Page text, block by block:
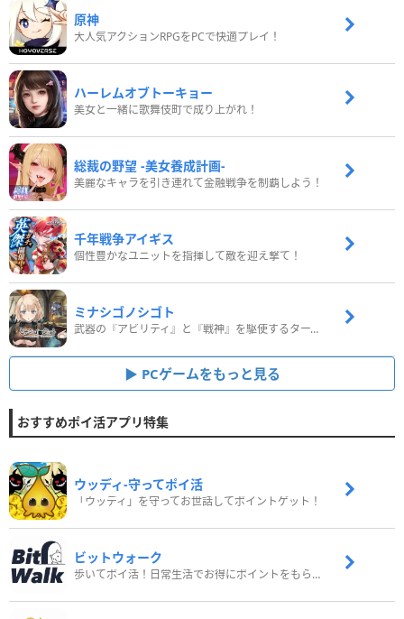
原神
大人気アクションRPGをPCで快適プレイ！
ハーレムオブトーキョー
美女と一緒に歌舞伎町で成り上がれ！
総裁の野望 -美女養成計画-
美麗なキャラを引き連れて金融戦争を制覇しよう！
千年戦争アイギス
個性豊かなユニットを指揮して敵を迎え撃て！
ミナシゴノシゴト
武器の『アビリティ』と『戦神』を駆使するターン制コマンドバトルRPG！
PCゲームをもっと見る
おすすめポイ活アプリ特集
ウッディ‐守ってポイ活
「ウッディ」を守ってお世話してポイントゲット！
ビットウォーク
歩いてポイ活！日常生活でお得にポイントをもらおう